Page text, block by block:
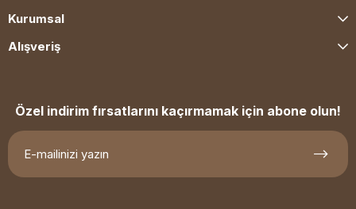
Kurumsal
Alışveriş
Özel indirim fırsatlarını kaçırmamak için abone olun!